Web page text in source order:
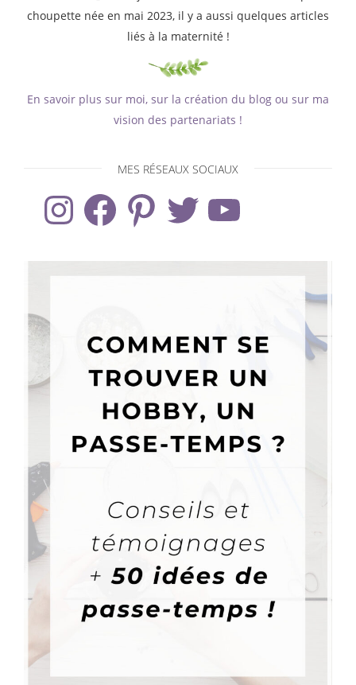
choupette née en mai 2023, il y a aussi quelques articles
liés à la maternité !
En savoir plus sur moi, sur la création du blog ou sur ma
vision des partenariats !
MES RÉSEAUX SOCIAUX
InstagramFacebook Pinterest Twitter